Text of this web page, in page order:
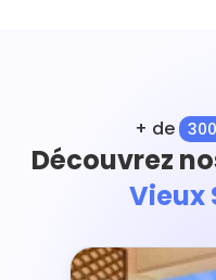
+ de
Découvrez
Vieux